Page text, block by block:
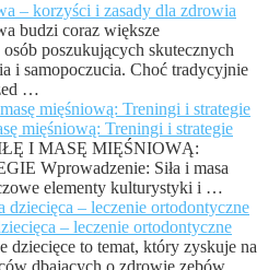
– korzyści i zasady dla zdrowia
budzi coraz większe
poszukujących skutecznych
i samopoczucia. Choć tradycyjnie
…
mięśniową: Treningi i strategie
I MASĘ MIĘŚNIOWĄ:
Wprowadzenie: Siła i masa
elementy kulturystyki i …
– leczenie ortodontyczne
dziecięce to temat, który zyskuje na